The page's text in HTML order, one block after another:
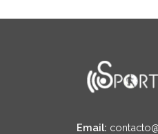
Email: